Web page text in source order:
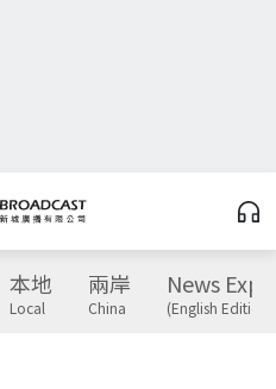
本地
Local
兩岸
China
News
(English Edition)